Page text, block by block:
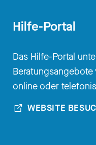
Hilfe-Portal
Das Hilfe-Portal
online oder
WEBSITE